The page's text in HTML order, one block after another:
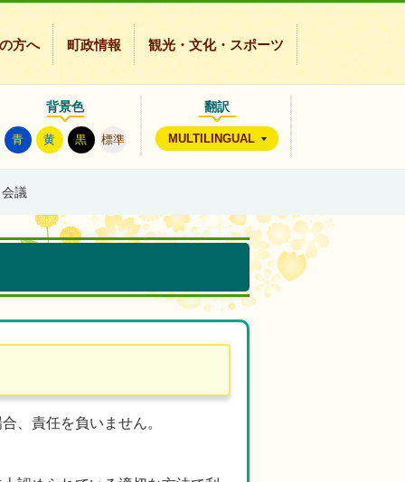
方へ 町政情報 観光・文化・スポーツ
背景色
青 黄 黒 標準
翻訳
MULTILINGUAL
議
、責任を負いません。